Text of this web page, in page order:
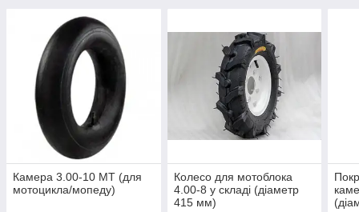
Камера 3.00-10 МТ (для
мотоцикла/мопеду)
Колесо для мотоблока
4.00-8 у складі (діаметр
415 мм)